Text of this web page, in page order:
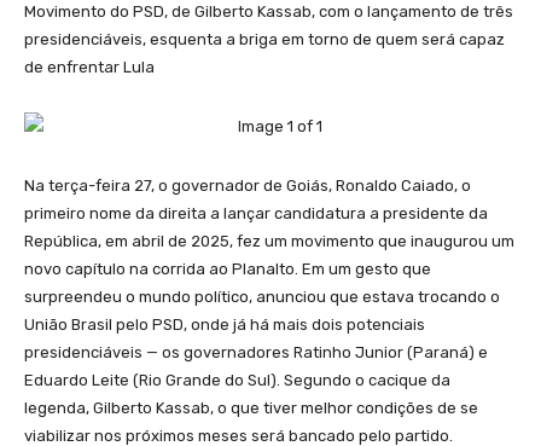
Movimento do PSD, de Gilberto Kassab, com o lançamento de três
presidenciáveis, esquenta a briga em torno de quem será capaz
de enfrentar Lula
Na terça-feira 27, o governador de Goiás, Ronaldo Caiado, o
primeiro nome da direita a lançar candidatura a presidente da
República, em abril de 2025, fez um movimento que inaugurou um
novo capítulo na corrida ao Planalto. Em um gesto que
surpreendeu o mundo político, anunciou que estava trocando o
União Brasil pelo PSD, onde já há mais dois potenciais
presidenciáveis — os governadores Ratinho Junior (Paraná) e
Eduardo Leite (Rio Grande do Sul). Segundo o cacique da
legenda, Gilberto Kassab, o que tiver melhor condições de se
viabilizar nos próximos meses será bancado pelo partido.